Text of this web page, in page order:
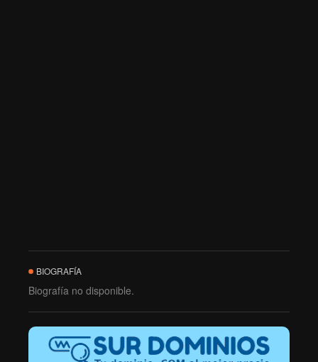
BIOGRAFÍA
Biografía no disponible.